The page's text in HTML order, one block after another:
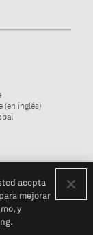
(en inglés)
acepta
mejorar
y